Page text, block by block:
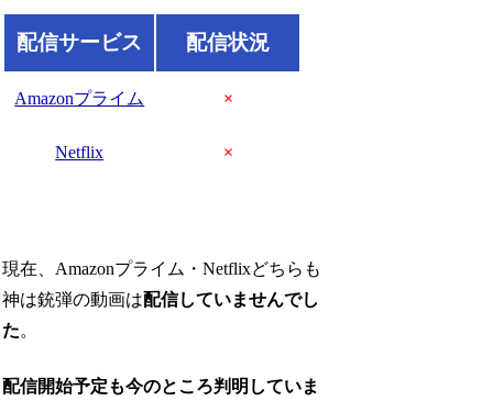
配信サービス 配信状況
Amazonプライム ×
Netflix ×
現在、Amazonプライム・Netflixどちらも
神は銃弾の動画は配信していませんでし
た。
配信開始予定も今のところ判明していま